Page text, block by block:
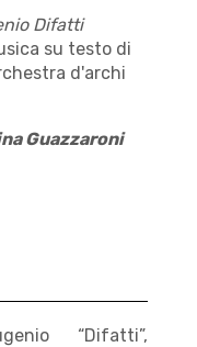
Difatti
su testo di
d'archi
Guazzaroni
“Difatti”,